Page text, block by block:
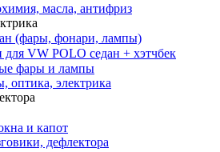
масла, антифриз
(фары, фонари, лампы)
для VW POLO седан + хэтчбек
фары и лампы
оптика, электрика
и капот
дефлектора